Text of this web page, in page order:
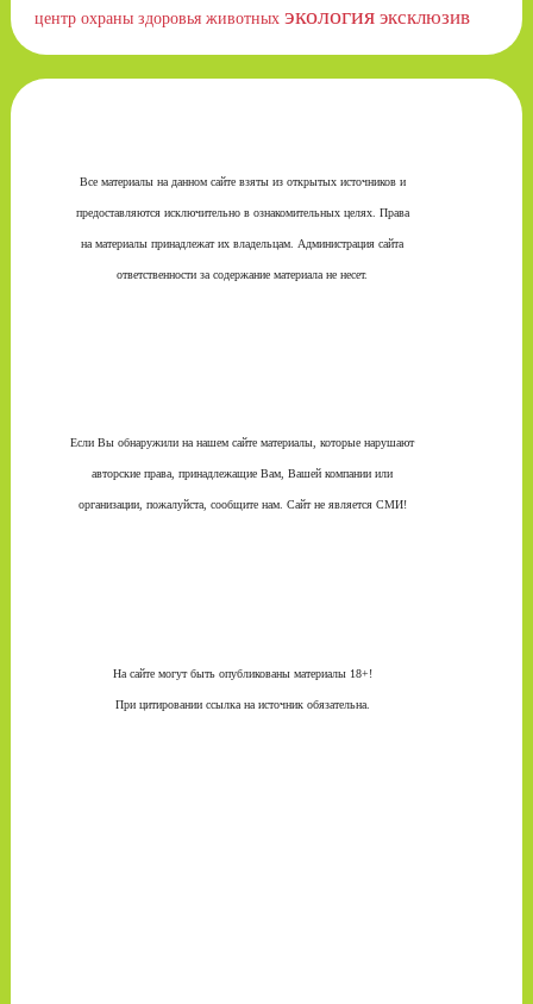
центр охраны здоровья животных экология эксклюзив
Все материалы на данном сайте взяты из открытых источников и
предоставляются исключительно в ознакомительных целях. Права
на материалы принадлежат их владельцам. Администрация сайта
ответственности за содержание материала не несет.
Если Вы обнаружили на нашем сайте материалы, которые нарушают
авторские права, принадлежащие Вам, Вашей компании или
организации, пожалуйста, сообщите нам. Сайт не является СМИ!
На сайте могут быть опубликованы материалы 18+!
При цитировании ссылка на источник обязательна.